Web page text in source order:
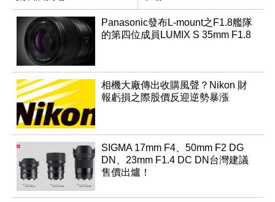
Panasonic發布L-mount之F1.8艦隊
的第四位成員LUMIX S 35mm F1.8
相機大廠傳出收購風聲？Nikon 財
報虧損之際股價反迎逆勢暴漲
SIGMA 17mm F4、50mm F2 DG
DN、23mm F1.4 DC DN台灣建議
售價出爐！